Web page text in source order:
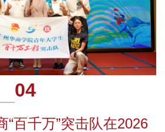
04
“百千万”突击队在2026